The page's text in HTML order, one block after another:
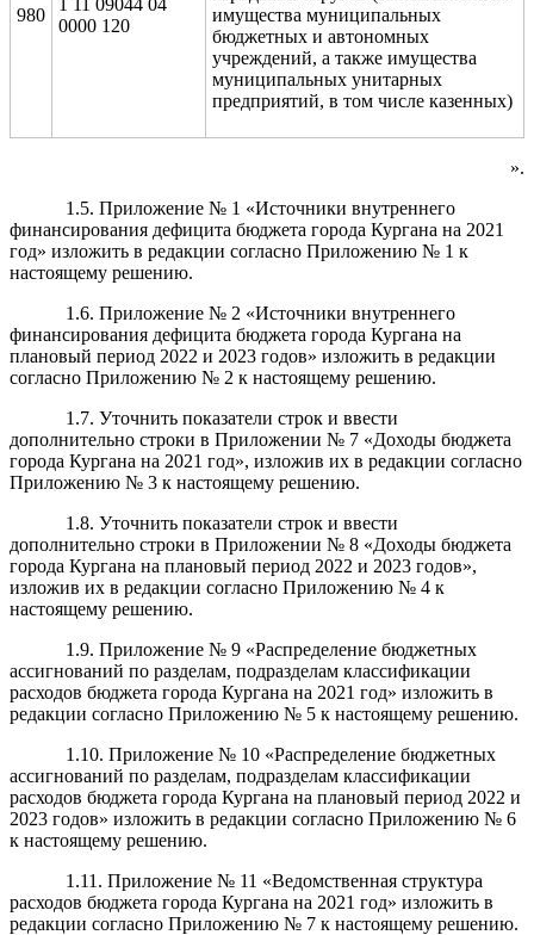
980
0000 120
имущества муниципальных
бюджетных и автономных
учреждений, а также имущества
муниципальных унитарных
предприятий, в том числе казенных)
».
1.5. Приложение № 1 «Источники внутреннего
финансирования дефицита бюджета города Кургана на 2021
год» изложить в редакции согласно Приложению № 1 к
настоящему решению.
1.6. Приложение № 2 «Источники внутреннего
финансирования дефицита бюджета города Кургана на
плановый период 2022 и 2023 годов» изложить в редакции
согласно Приложению № 2 к настоящему решению.
1.7. Уточнить показатели строк и ввести
дополнительно строки в Приложении № 7 «Доходы бюджета
города Кургана на 2021 год», изложив их в редакции согласно
Приложению № 3 к настоящему решению.
1.8. Уточнить показатели строк и ввести
дополнительно строки в Приложении № 8 «Доходы бюджета
города Кургана на плановый период 2022 и 2023 годов»,
изложив их в редакции согласно Приложению № 4 к
настоящему решению.
1.9. Приложение № 9 «Распределение бюджетных
ассигнований по разделам, подразделам классификации
расходов бюджета города Кургана на 2021 год» изложить в
редакции согласно Приложению № 5 к настоящему решению.
1.10. Приложение № 10 «Распределение бюджетных
ассигнований по разделам, подразделам классификации
расходов бюджета города Кургана на плановый период 2022 и
2023 годов» изложить в редакции согласно Приложению № 6
к настоящему решению.
1.11. Приложение № 11 «Ведомственная структура
расходов бюджета города Кургана на 2021 год» изложить в
редакции согласно Приложению № 7 к настоящему решению.